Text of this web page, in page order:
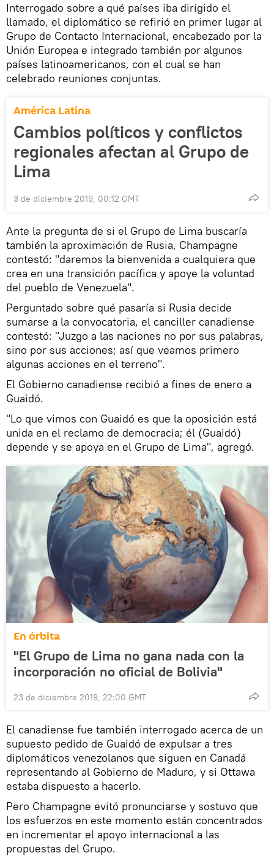
Interrogado sobre a qué países iba dirigido el
llamado, el diplomático se refirió en primer lugar al
Grupo de Contacto Internacional, encabezado por la
Unión Europea e integrado también por algunos
países latinoamericanos, con el cual se han
celebrado reuniones conjuntas.
América Latina
Cambios políticos y conflictos
regionales afectan al Grupo de
Lima
3 de diciembre 2019, 00:12 GMT
Ante la pregunta de si el Grupo de Lima buscaría
también la aproximación de Rusia, Champagne
contestó: "daremos la bienvenida a cualquiera que
crea en una transición pacífica y apoye la voluntad
del pueblo de Venezuela".
Perguntado sobre qué pasaría si Rusia decide
sumarse a la convocatoria, el canciller canadiense
contestó: "Juzgo a las naciones no por sus palabras,
sino por sus acciones; así que veamos primero
algunas acciones en el terreno".
El Gobierno canadiense recibió a fines de enero a
Guaidó.
"Lo que vimos con Guaidó es que la oposición está
unida en el reclamo de democracia; él (Guaidó)
depende y se apoya en el Grupo de Lima", agregó.
En órbita
"El Grupo de Lima no gana nada con la
incorporación no oficial de Bolivia"
23 de diciembre 2019, 22:00 GMT
El canadiense fue también interrogado acerca de un
supuesto pedido de Guaidó de expulsar a tres
diplomáticos venezolanos que siguen en Canadá
representando al Gobierno de Maduro, y si Ottawa
estaba dispuesto a hacerlo.
Pero Champagne evitó pronunciarse y sostuvo que
los esfuerzos en este momento están concentrados
en incrementar el apoyo internacional a las
propuestas del Grupo.